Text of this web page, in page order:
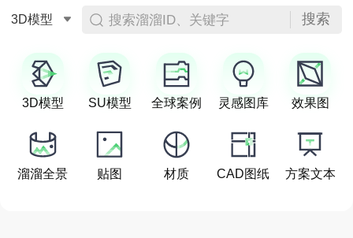
3D模型 搜索溜溜ID、关键字 搜索
3D模型 SU模型 全球案例 灵感图库 效果图
溜溜全景 贴图 材质 CAD图纸 方案文本